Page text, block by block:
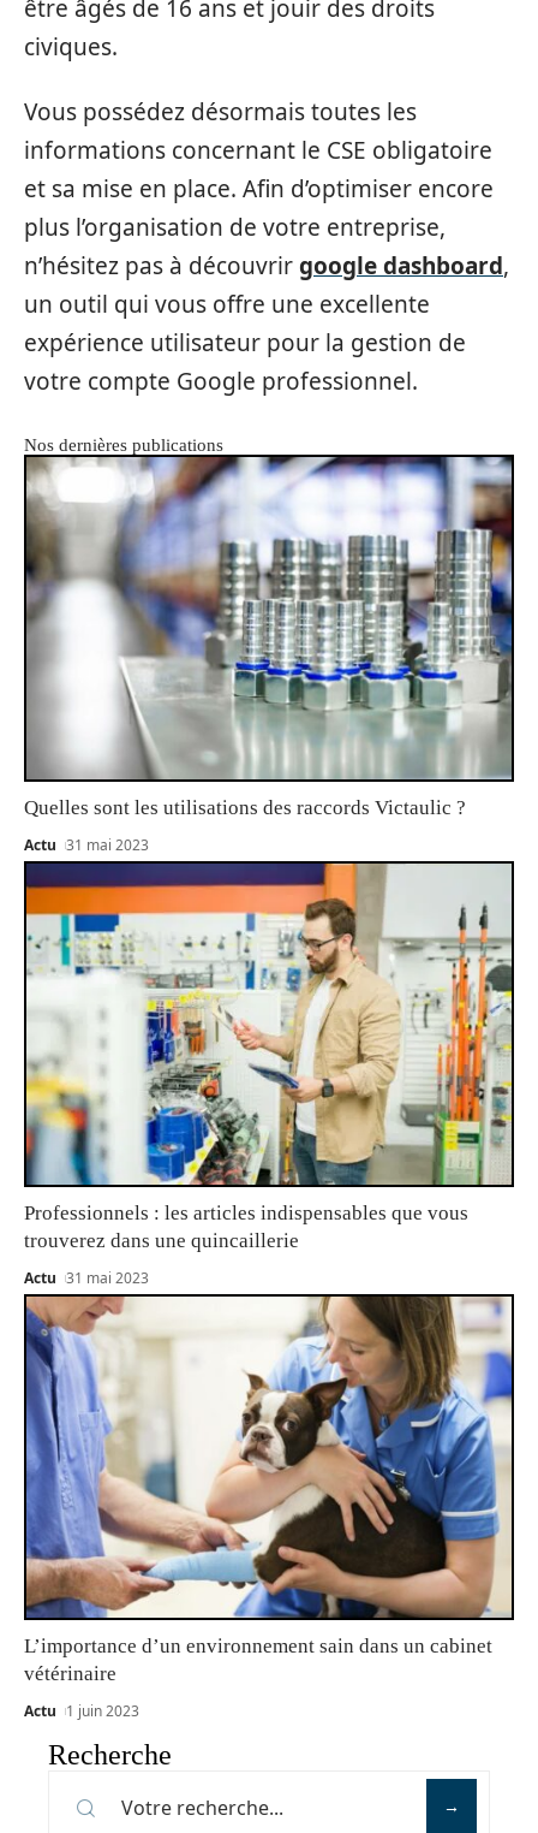
être âgés de 16 ans et jouir des droits
civiques.
Vous possédez désormais toutes les
informations concernant le CSE obligatoire
et sa mise en place. Afin d’optimiser encore
plus l’organisation de votre entreprise,
n’hésitez pas à découvrirgoogle dashboard,
un outil qui vous offre une excellente
expérience utilisateur pour la gestion de
votre compte Google professionnel.
Nos dernières publications
Quelles sont les utilisations des raccords Victaulic ?
Actu 31 mai 2023
Professionnels : les articles indispensables que vous
trouverez dans une quincaillerie
Actu 31 mai 2023
L’importance d’un environnement sain dans un cabinet
vétérinaire
Actu 1 juin 2023
Recherche